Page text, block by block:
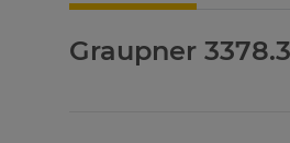
Graupner